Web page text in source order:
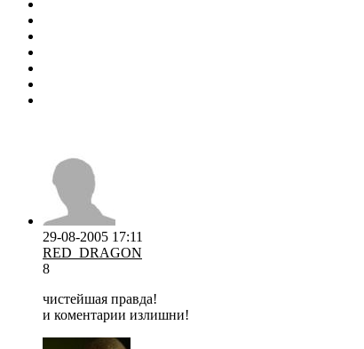
29-08-2005 17:11
RED_DRAGON
8
чистейшая правда!
и коментарии излишни!